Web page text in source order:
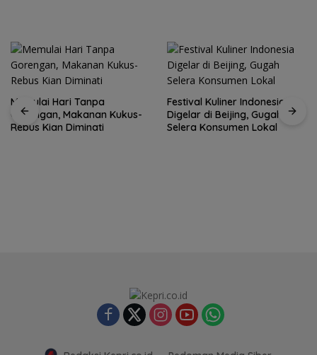
Memulai Hari Tanpa
Gorengan, Makanan Kukus-
Rebus Kian Diminati
Festival Kuliner Indonesia
Digelar di Beijing, Gugah
Selera Konsumen Lokal